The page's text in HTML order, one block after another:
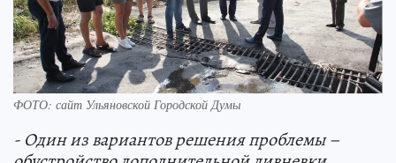
ФОТО: сайт Ульяновской Городской Думы
- Один из вариантов решения проблемы –